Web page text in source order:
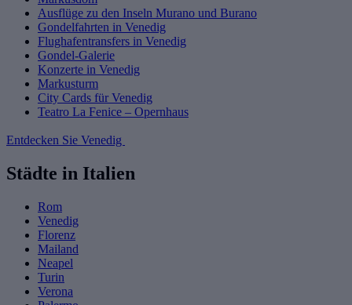
Ausflüge zu den Inseln Murano und Burano
Gondelfahrten in Venedig
Flughafentransfers in Venedig
Gondel-Galerie
Konzerte in Venedig
Markusturm
City Cards für Venedig
Teatro La Fenice – Opernhaus
Entdecken Sie Venedig
Städte in Italien
Rom
Venedig
Florenz
Mailand
Neapel
Turin
Verona